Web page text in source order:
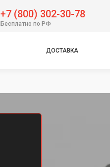
+7 (800) 302-30-78
Бесплатно по РФ
ДОСТАВКА